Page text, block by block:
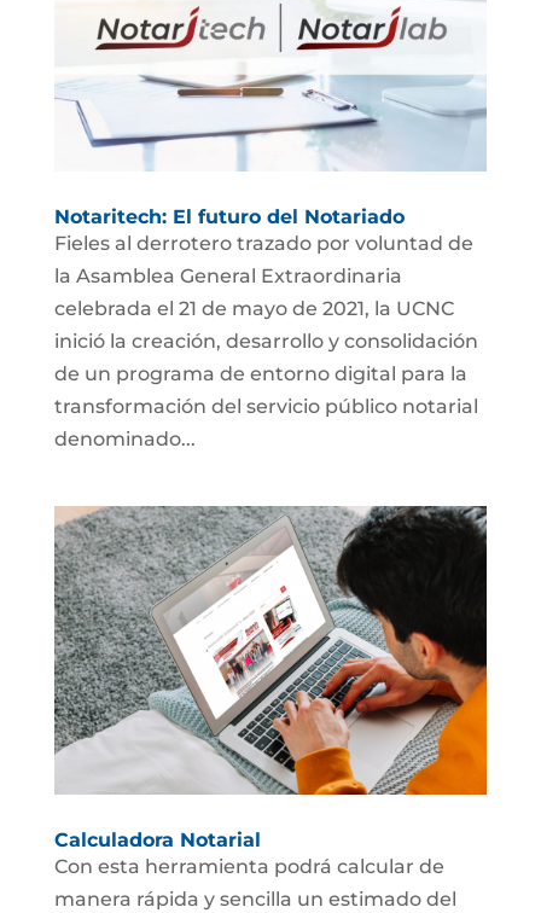
Notaritech: El futuro del Notariado
Fieles al derrotero trazado por voluntad de
la Asamblea General Extraordinaria
celebrada el 21 de mayo de 2021, la UCNC
inició la creación, desarrollo y consolidación
de un programa de entorno digital para la
transformación del servicio público notarial
denominado...
Calculadora Notarial
Con esta herramienta podrá calcular de
manera rápida y sencilla un estimado del